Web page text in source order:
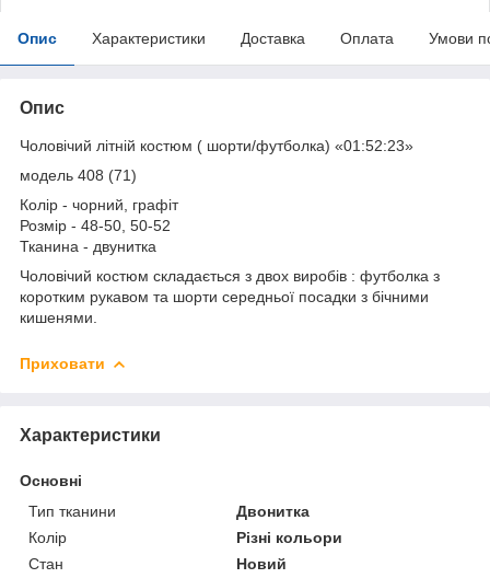
Опис Характеристики Доставка Оплата Умови
Опис
Чоловічий літній костюм ( шорти/футболка) «01:52:23»
модель 408 (71)
Колір - чорний, графіт
Розмір - 48-50, 50-52
Тканина - двунитка
Чоловічий костюм складається з двох виробів : футболка з
коротким рукавом та шорти середньої посадки з бічними
кишенями.
Приховати
Характеристики
Основні
Тип тканини
Двонитка
Колір
Різні кольори
Стан
Новий